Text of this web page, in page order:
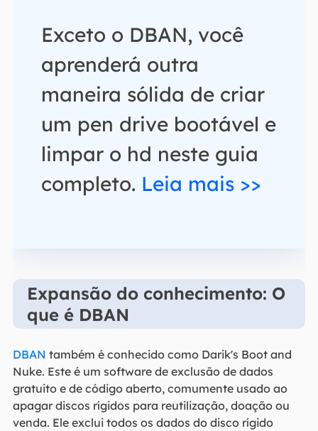
Exceto o DBAN, você
aprenderá outra
maneira sólida de criar
um pen drive bootável e
limpar o hd neste guia
completo. Leia mais >>
Expansão do conhecimento: O
que é DBAN
DBAN também é conhecido como Darik's Boot and
Nuke. Este é um software de exclusão de dados
gratuito e de código aberto, comumente usado ao
apagar discos rígidos para reutilização, doação ou
venda. Ele exclui todos os dados do disco rígido